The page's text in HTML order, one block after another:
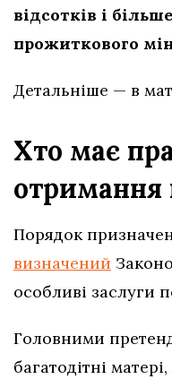
відсотків і
прожиткового
Детальніше — в
Хто має
отримання
Порядок
визначений
особливі заслуги
Головними
багатодітні